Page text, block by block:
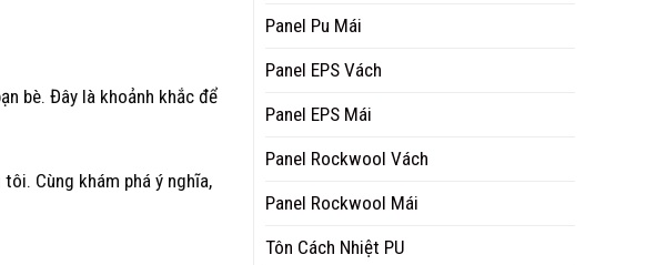
bè. Đây là khoảnh khắc để
Cùng khám phá ý nghĩa,
Panel Pu Mái
Panel EPS Vách
Panel EPS Mái
Panel Rockwool Vách
Panel Rockwool Mái
Tôn Cách Nhiệt PU